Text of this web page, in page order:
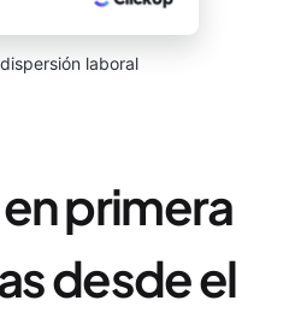
laboral
primera
desde el